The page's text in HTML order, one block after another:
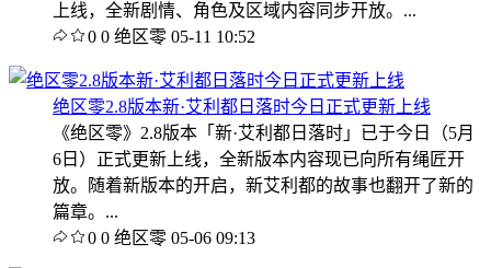
上线，全新剧情、角色及区域内容同步开放。...
0 0 绝区零 05-11 10:52
绝区零2.8版本新·艾利都日落时今日正式更新上线
《绝区零》2.8版本「新·艾利都日落时」已于今日（5月
6日）正式更新上线，全新版本内容现已向所有绳匠开
放。随着新版本的开启，新艾利都的故事也翻开了新的
篇章。...
0 0 绝区零 05-06 09:13